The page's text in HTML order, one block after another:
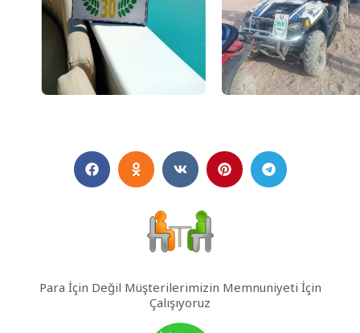
Para İçin Değil Müşterilerimizin Memnuniyeti İçin
Çalışıyoruz